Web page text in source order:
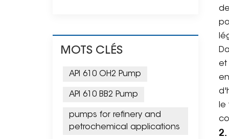
et
le
MOTS CLÉS
API 610 OH2 Pump
API 610 BB2 Pump
pumps for refinery and
petrochemical applications